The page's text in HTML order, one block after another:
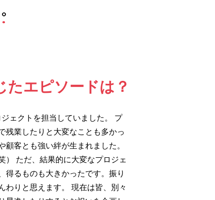
たエピソードは？
ェクトを担当していました。 プ
残業したりと大変なことも多かっ
客とも強い絆が生まれました。
） ただ、結果的に大変なプロジェ
得るものも大きかったです。振り
わりと思えます。 現在は皆、別々